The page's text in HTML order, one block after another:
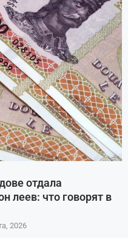
отдала
леев: что говорят в
2026